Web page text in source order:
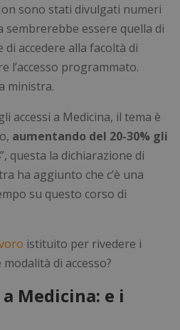
sono stati divulgati numeri
sembrerebbe essere quella di
accedere alla facoltà di
l’accesso programmato.
ministra.
accessi a Medicina, il tema è
aumentando del 20-30% gli
”, questa la dichiarazione di
ha aggiunto che c’è una
su questo corso di
istituito per rivedere i
di accesso?
Medicina: e i